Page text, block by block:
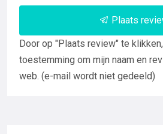
Plaats
Door op "Plaats review" te
toestemming om mijn naam en
web. (e-mail wordt niet gedeeld)